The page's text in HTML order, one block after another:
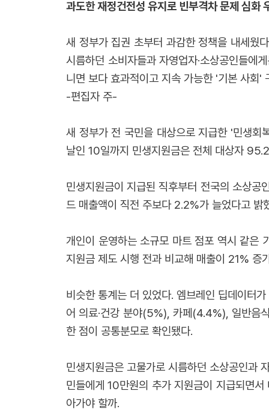
과도한 재정건전성 유지로 빈부격차 문제 심화
새 정부가 집권 초부터 과감한 정책을 내세웠
시름하던 소비자들과 자영업자·소상공인들에
니면 보다 효과적이고 지속 가능한 '기본 사회
-편집자 주-
새 정부가 전 국민을 대상으로 지급한 '민생회
날인 10일까지 민생지원금은 전체 대상자
민생지원금이 지급된 직후부터 전국의 소상
드 매출액이 직전 주보다 2.2%가 늘었다고
개인이 운영하는 소규모 마트 점포 역시 같은
지원금 제도 시행 전과 비교해 매출이 21% 증
비슷한 통계는 더 있었다. 엠브레인 딥데이터
어 의료·건강 분야(5%), 카페(4.4%), 일반음
한 점이 공통분모로 확인됐다.
민생지원금은 고물가로 시름하던 소상공인과
민들에게 10만원의 추가 지원금이 지급되면
아가야 할까.